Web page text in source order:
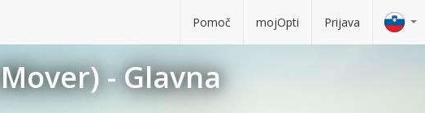
Pomoč mojOpti Prijava
- Glavna